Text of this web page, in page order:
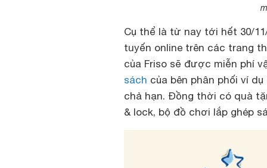
Cụ thể là từ nay tới hết 30/
tuyến online trên các trang
của Friso sẽ được miễn phí
sách của bên phân phối ví
chả hạn. Đồng thời có quà
& lock, bộ đồ chơi lắp ghép